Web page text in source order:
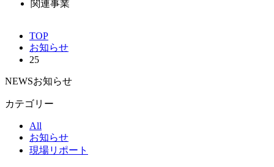
関連事業
TOP
お知らせ
25
NEWSお知らせ
カテゴリー
All
お知らせ
現場リポート